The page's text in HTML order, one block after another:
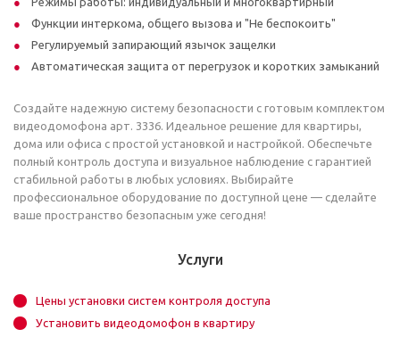
Функции интеркома, общего вызова и "Не беспокоить"
Регулируемый запирающий язычок защелки
Автоматическая защита от перегрузок и коротких замыканий
Создайте надежную систему безопасности с готовым комплектом
видеодомофона арт. 3336. Идеальное решение для квартиры,
дома или офиса с простой установкой и настройкой. Обеспечьте
полный контроль доступа и визуальное наблюдение с гарантией
стабильной работы в любых условиях. Выбирайте
профессиональное оборудование по доступной цене — сделайте
ваше пространство безопасным уже сегодня!
Услуги
Цены установки систем контроля доступа
Установить видеодомофон в квартиру